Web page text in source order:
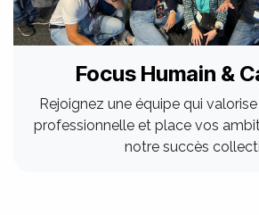
Focus Humain &
Rejoignez une équipe qui
professionnelle et place vos
notre succès